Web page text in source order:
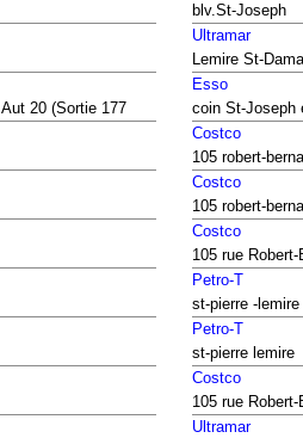
blv.St-Joseph
Ultramar
Lemire St-
20 (Sortie 177
Esso
coin St-Joseph
Costco
105 robert-
Costco
105 robert-
Costco
105 rue
Petro-T
st-pierre -lemire
Petro-T
st-pierre lemire
Costco
105 rue Robert-
Ultramar